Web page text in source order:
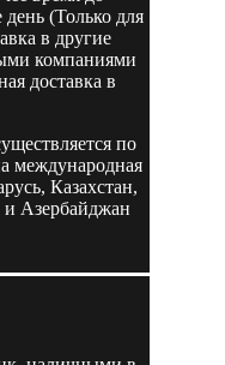
(Только для
в другие
компаниями
доставка в
по
международная
Казахстан,
Азербайджан